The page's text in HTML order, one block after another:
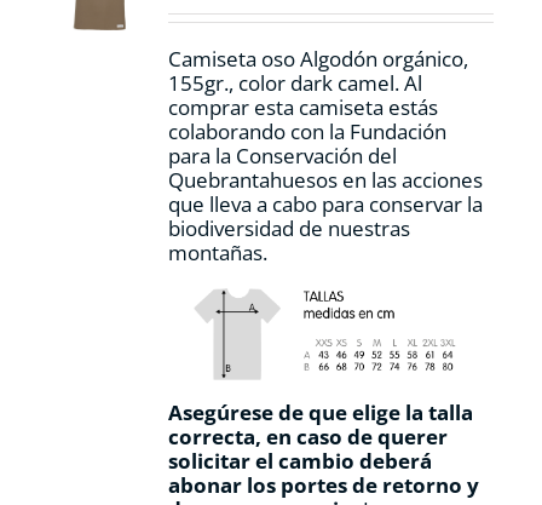
en
página
de
producto
Camiseta oso Algodón orgánico,
155gr., color dark camel. Al
comprar esta camiseta estás
colaborando con la Fundación
para la Conservación del
Quebrantahuesos en las acciones
que lleva a cabo para conservar la
biodiversidad de nuestras
montañas.
Asegúrese de que elige la talla
correcta, en caso de querer
solicitar el cambio deberá
abonar los portes de retorno y